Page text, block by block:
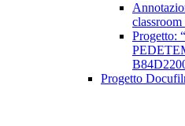
Progetto:
Progetto